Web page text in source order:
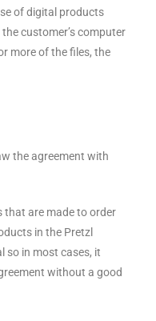
of digital products
customer’s computer
more of the files, the
the agreement with
that are made to order
in the Pretzl
so in most cases, it
without a good